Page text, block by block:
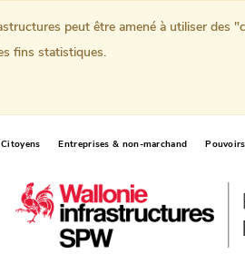
Citoyens Entreprises & non-marchand
peut être amené à utiliser des
fins statistiques.